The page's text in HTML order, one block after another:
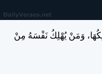
وَمَنْ يُهْلِكُ نَفْسَهُ مِنْ